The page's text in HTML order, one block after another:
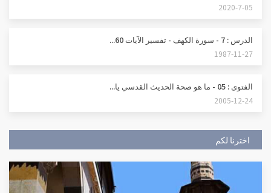
2020-7-05
الدرس : 7 - سورة الكهف - تفسير الآيات 60...
1987-11-27
الفتوى : 05 - ما هو صحة الحديث القدسي يا...
2005-12-24
اخترنا لكم